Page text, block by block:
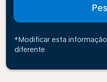
*Modificar esta
diferente